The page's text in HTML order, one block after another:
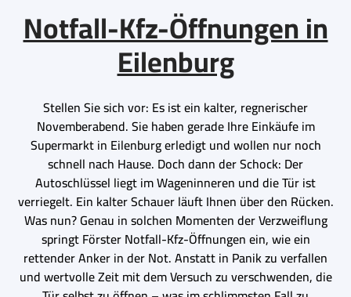
Notfall-Kfz-Öffnungen in
Eilenburg
Stellen Sie sich vor: Es ist ein kalter, regnerischer
Novemberabend. Sie haben gerade Ihre Einkäufe im
Supermarkt in Eilenburg erledigt und wollen nur noch
schnell nach Hause. Doch dann der Schock: Der
Autoschlüssel liegt im Wageninneren und die Tür ist
verriegelt. Ein kalter Schauer läuft Ihnen über den Rücken.
Was nun? Genau in solchen Momenten der Verzweiflung
springt Förster Notfall-Kfz-Öffnungen ein, wie ein
rettender Anker in der Not. Anstatt in Panik zu verfallen
und wertvolle Zeit mit dem Versuch zu verschwenden, die